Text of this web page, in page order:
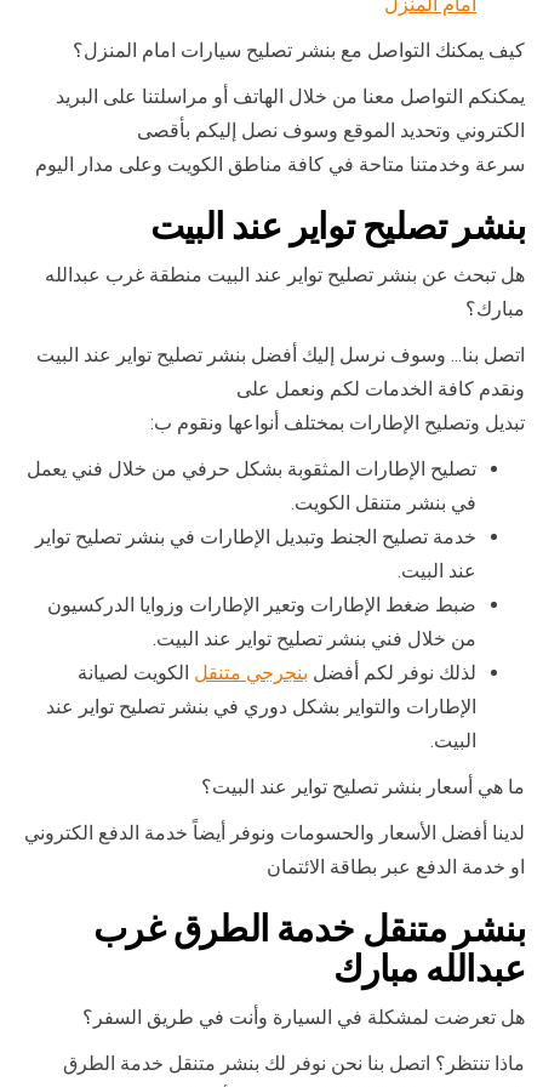
كيف يمكنك التواصل مع بنشر تصليح سيارات امام المنزل؟
يمكنكم التواصل معنا من خلال الهاتف أو مراسلتنا على البريد
الكتروني وتحديد الموقع وسوف نصل إليكم بأقصى
سرعة وخدمتنا متاحة في كافة مناطق الكويت وعلى مدار اليوم
بنشر تصليح تواير عند البيت
هل تبحث عن بنشر تصليح تواير عند البيت منطقة غرب عبدالله
مبارك؟
اتصل بنا… وسوف نرسل إليك أفضل بنشر تصليح تواير عند البيت
ونقدم كافة الخدمات لكم ونعمل على
تبديل وتصليح الإطارات بمختلف أنواعها ونقوم ب:
تصليح الإطارات المثقوبة بشكل حرفي من خلال فني يعمل
في بنشر متنقل الكويت.
خدمة تصليح الجنط وتبديل الإطارات في بنشر تصليح تواير
عند البيت.
ضبط ضغط الإطارات وتعير الإطارات وزوايا الدركسيون
من خلال فني بنشر تصليح تواير عند البيت.
لذلك نوفر لكم أفضل بنجرجي متنقل الكويت لصيانة
الإطارات والتواير بشكل دوري في بنشر تصليح تواير عند
البيت.
ما هي أسعار بنشر تصليح تواير عند البيت؟
لدينا أفضل الأسعار والحسومات ونوفر أيضاً خدمة الدفع الكتروني
او خدمة الدفع عبر بطاقة الائتمان
بنشر متنقل خدمة الطرق غرب
عبدالله مبارك
هل تعرضت لمشكلة في السيارة وأنت في طريق السفر؟
ماذا تنتظر؟ اتصل بنا نحن نوفر لك بنشر متنقل خدمة الطرق